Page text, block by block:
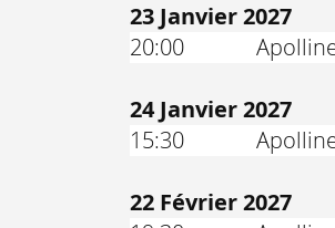
23 Janvier 2027
20:00
24 Janvier 2027
15:30
22 Février 2027